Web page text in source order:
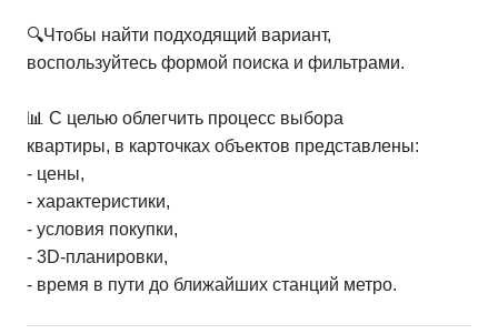
106,45–106,46м²
🔍Чтобы найти подходящий вариант,
воспользуйтесь формой поиска и фильтрами.
📊 С целью облегчить процесс выбора
квартиры, в карточках объектов представлены:
- цены,
- характеристики,
- условия покупки,
- 3D-планировки,
- время в пути до ближайших станций метро.